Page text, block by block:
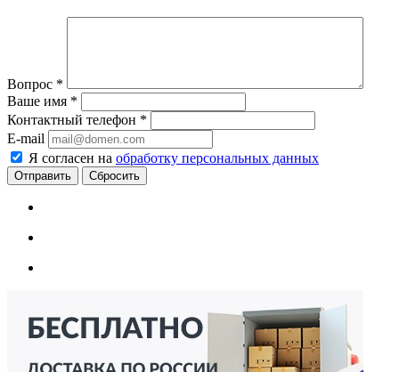
Вопрос *
Ваше имя *
Контактный телефон *
E-mail
Я согласен на обработку персональных данных
Сбросить